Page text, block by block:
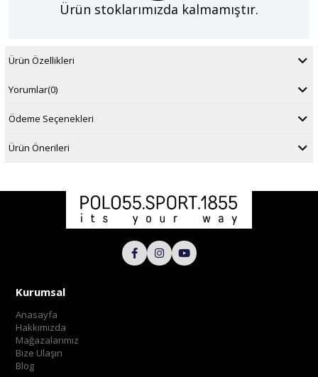
Ürün stoklarımızda kalmamıştır.
Ürün Özellikleri
Yorumlar(0)
Ödeme Seçenekleri
Ürün Önerileri
Kurumsal
Anasayfa
Hakkımızda
Mağazalarımız
Bize Ulaşın
Blog